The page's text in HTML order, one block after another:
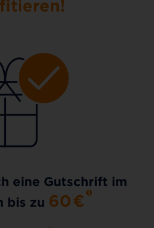
eine Gutschrift im
bis zu 60€